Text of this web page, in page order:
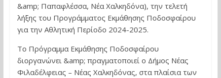
&amp; Παπαφλέσσα, Νέα Χαλκηδόνα), την τελετή
λήξης του Προγράμματος Εκμάθησης Ποδοσφαίρου
για την Αθλητική Περίοδο 2024-2025.
Το Πρόγραμμα Εκμάθησης Ποδοσφαίρου
διοργανώνει &amp; πραγματοποιεί ο Δήμος Νέας
Φιλαδέλφειας – Νέας Χαλκηδόνας, στα πλαίσια των